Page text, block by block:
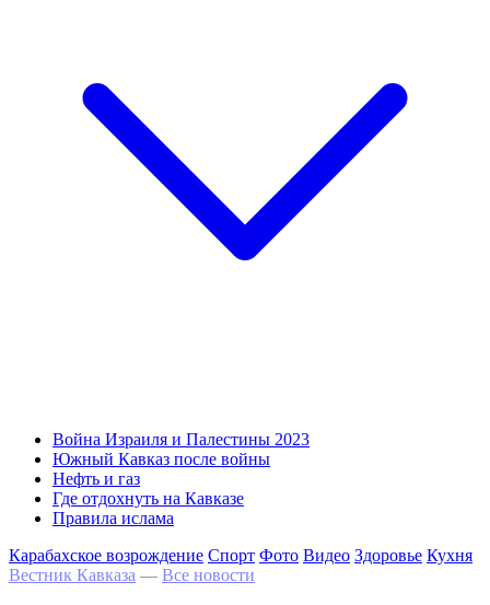
Война Израиля и Палестины 2023
Южный Кавказ после войны
Нефть и газ
Где отдохнуть на Кавказе
Правила ислама
Карабахское возрождение Спорт Фото Видео Здоровье Кухня
Вестник Кавказа — Все новости